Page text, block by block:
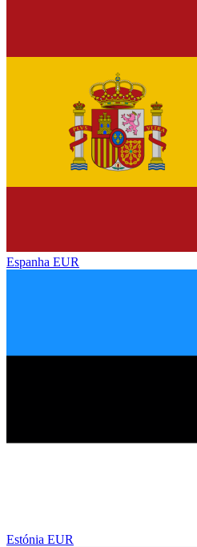
Espanha EUR
Estónia EUR